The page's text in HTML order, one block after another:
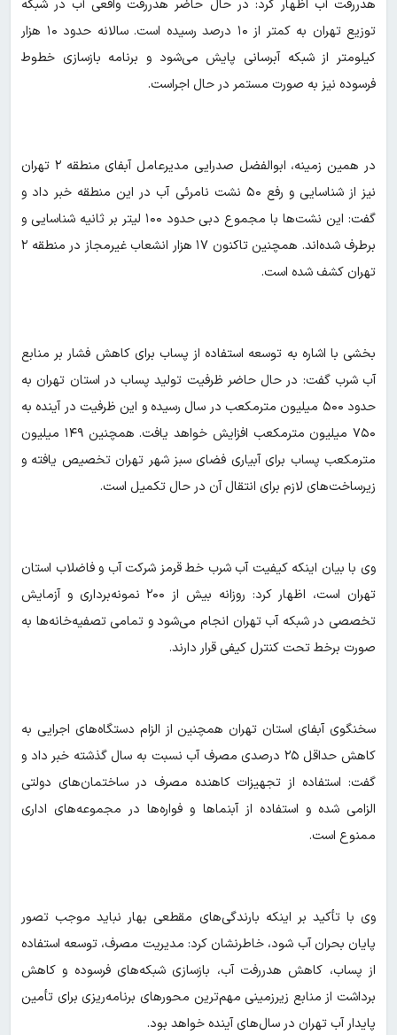
هدررفت آب اظهار کرد: در حال حاضر هدررفت واقعی آب در شبکه
توزیع تهران به کمتر از ۱۰ درصد رسیده است. سالانه حدود ۱۰ هزار
کیلومتر از شبکه آبرسانی پایش می‌شود و برنامه بازسازی خطوط
فرسوده نیز به صورت مستمر در حال اجراست.
در همین زمینه، ابوالفضل صدرایی مدیرعامل آبفای منطقه ۲ تهران
نیز از شناسایی و رفع ۵۰ نشت نامرئی آب در این منطقه خبر داد و
گفت: این نشت‌ها با مجموع دبی حدود ۱۰۰ لیتر بر ثانیه شناسایی و
برطرف شده‌اند. همچنین تاکنون ۱۷ هزار انشعاب غیرمجاز در منطقه ۲
تهران کشف شده است.
بخشی با اشاره به توسعه استفاده از پساب برای کاهش فشار بر منابع
آب شرب گفت: در حال حاضر ظرفیت تولید پساب در استان تهران به
حدود ۵۰۰ میلیون مترمکعب در سال رسیده و این ظرفیت در آینده به
۷۵۰ میلیون مترمکعب افزایش خواهد یافت. همچنین ۱۴۹ میلیون
مترمکعب پساب برای آبیاری فضای سبز شهر تهران تخصیص یافته و
زیرساخت‌های لازم برای انتقال آن در حال تکمیل است.
وی با بیان اینکه کیفیت آب شرب خط قرمز شرکت آب و فاضلاب استان
تهران است، اظهار کرد: روزانه بیش از ۲۰۰ نمونه‌برداری و آزمایش
تخصصی در شبکه آب تهران انجام می‌شود و تمامی تصفیه‌خانه‌ها به
صورت برخط تحت کنترل کیفی قرار دارند.
سخنگوی آبفای استان تهران همچنین از الزام دستگاه‌های اجرایی به
کاهش حداقل ۲۵ درصدی مصرف آب نسبت به سال گذشته خبر داد و
گفت: استفاده از تجهیزات کاهنده مصرف در ساختمان‌های دولتی
الزامی شده و استفاده از آبنماها و فواره‌ها در مجموعه‌های اداری
ممنوع است.
وی با تأکید بر اینکه بارندگی‌های مقطعی بهار نباید موجب تصور
پایان بحران آب شود، خاطرنشان کرد: مدیریت مصرف، توسعه استفاده
از پساب، کاهش هدررفت آب، بازسازی شبکه‌های فرسوده و کاهش
برداشت از منابع زیرزمینی مهم‌ترین محورهای برنامه‌ریزی برای تأمین
پایدار آب تهران در سال‌های آینده خواهد بود.